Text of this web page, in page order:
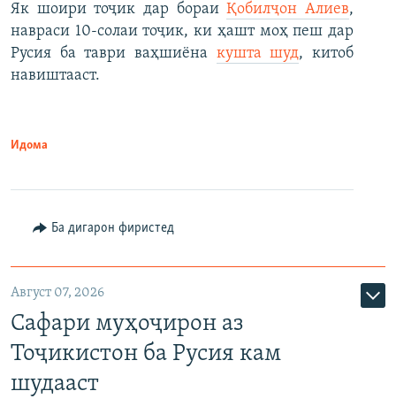
Як шоири тоҷик дар бораиҚобилҷон Алиев,
навраси 10-солаи тоҷик, ки ҳашт моҳ пеш дар
Русия ба таври ваҳшиёна кушта шуд, китоб
навиштааст.
Идома
Ба дигарон фиристед
Август 07, 2026
Сафари муҳоҷирон аз
Тоҷикистон ба Русия кам
шудааст